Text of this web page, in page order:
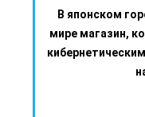
В японском
мире магазин,